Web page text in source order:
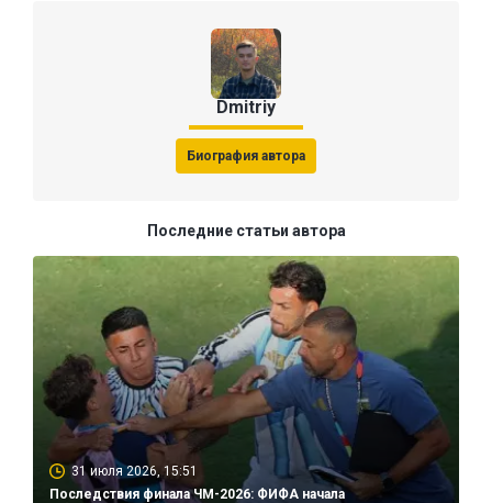
Dmitriy
Биография автора
Последние статьи автора
31 июля 2026, 15:51
Последствия финала ЧМ-2026: ФИФА начала